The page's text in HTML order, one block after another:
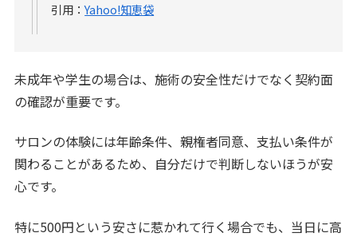
引用：Yahoo!知恵袋
未成年や学生の場合は、施術の安全性だけでなく契約面
の確認が重要です。
サロンの体験には年齢条件、親権者同意、支払い条件が
関わることがあるため、自分だけで判断しないほうが安
心です。
特に500円という安さに惹かれて行く場合でも、当日に高